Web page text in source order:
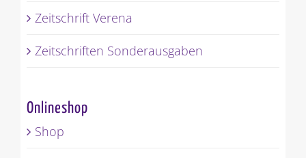
Zeitschrift Verena
Zeitschriften Sonderausgaben
Onlineshop
Shop